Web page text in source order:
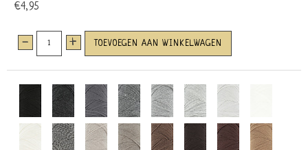
€4,95
- + TOEVOEGEN AAN WINKELWAGEN